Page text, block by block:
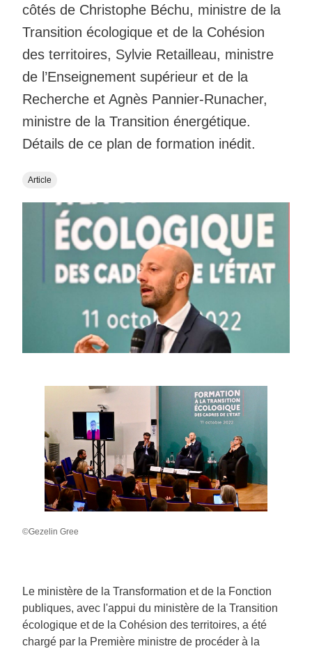
côtés de Christophe Béchu, ministre de la
Transition écologique et de la Cohésion
des territoires, Sylvie Retailleau, ministre
de l’Enseignement supérieur et de la
Recherche et Agnès Pannier-Runacher,
ministre de la Transition énergétique.
Détails de ce plan de formation inédit.
Article
©Gezelin Gree
Le ministère de la Transformation et de la Fonction
publiques, avec l'appui du ministère de la Transition
écologique et de la Cohésion des territoires, a été
chargé par la Première ministre de procéder à la